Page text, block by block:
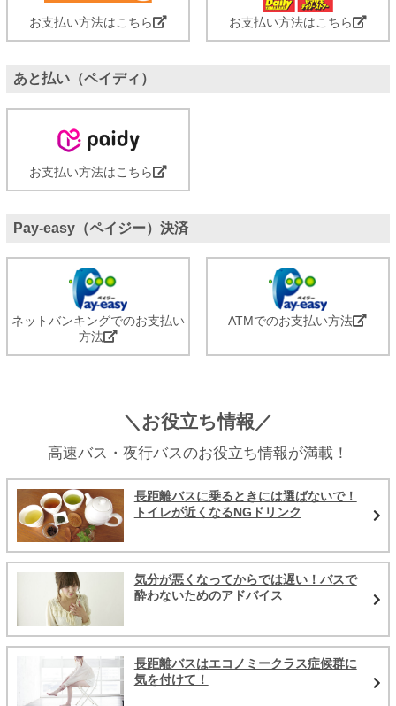
お支払い方法はこちら お支払い方法はこちら
あと払い（ペイディ）
お支払い方法はこちら
Pay-easy（ペイジー）決済
ネットバンキングでのお支払い
方法
ATMでのお支払い方法
＼お役立ち情報／
高速バス・夜行バスのお役立ち情報が満載！
長距離バスに乗るときには選ばないで！
トイレが近くなるNGドリンク
気分が悪くなってからでは遅い！バスで
酔わないためのアドバイス
長距離バスはエコノミークラス症候群に
気を付けて！